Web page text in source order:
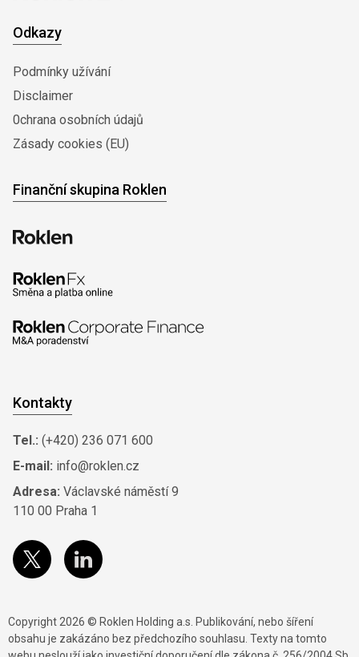
Odkazy
Podmínky užívání
Disclaimer
0chrana osobních údajů
Zásady cookies (EU)
Finanční skupina Roklen
Kontakty
Tel.: (+420) 236 071 600
E-mail: info@roklen.cz
Adresa: Václavské náměstí 9
110 00 Praha 1
Copyright 2026 © Roklen Holding a.s. Publikování, nebo šíření
obsahu je zakázáno bez předchozího souhlasu. Texty na tomto